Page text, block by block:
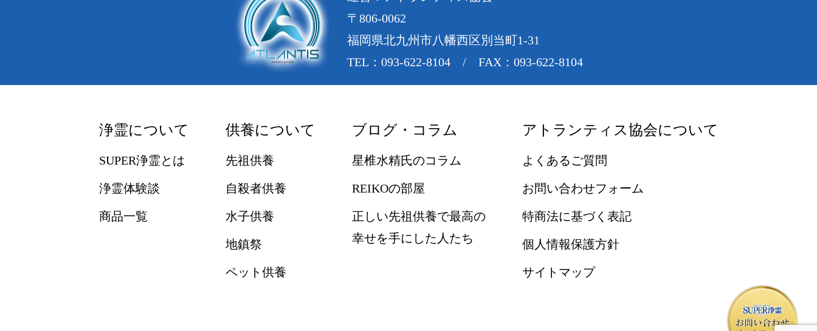
〒806-0062
福岡県北九州市八幡西区別当町1-31
TEL：093-622-8104 / FAX：093-622-8104
浄霊について
SUPER浄霊とは
浄霊体験談
商品一覧
供養について
先祖供養
自殺者供養
水子供養
地鎮祭
ペット供養
ブログ・コラム
星椎水精氏のコラム
REIKOの部屋
正しい先祖供養で最高の
幸せを手にした人たち
アトランティス協会について
よくあるご質問
お問い合わせフォーム
特商法に基づく表記
個人情報保護方針
サイトマップ